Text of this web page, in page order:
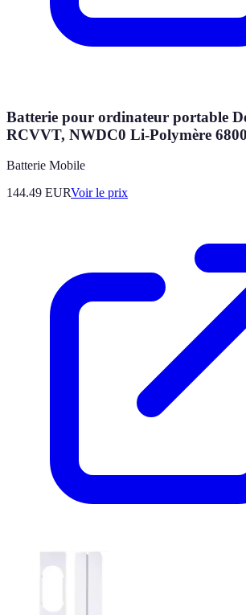
Batterie pour ordinateur portable
RCVVT, NWDC0 Li-Polymère
Batterie Mobile
144.49 EURVoir le prix